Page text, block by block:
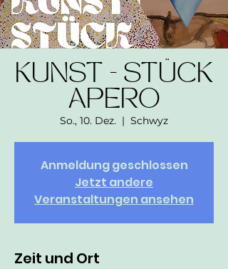
KUNST - STÜCK
APERO
So., 10. Dez.
  |
Schwyz
Anmeldung geschlossen
Jetzt andere
Veranstaltungen ansehen
Zeit und Ort